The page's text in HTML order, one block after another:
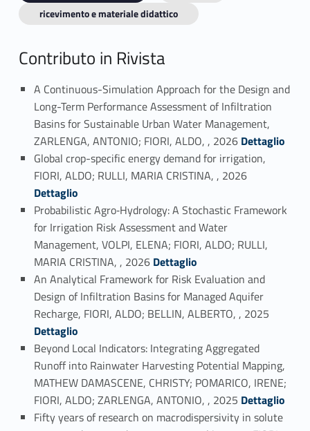
ricevimento e materiale didattico
Contributo in Rivista
A Continuous-Simulation Approach for the Design and
Long-Term Performance Assessment of Infiltration
Basins for Sustainable Urban Water Management,
ZARLENGA, ANTONIO; FIORI, ALDO, , 2026 Link identifier #identifier_person_26890-1Dettaglio
Global crop-specific energy demand for irrigation,
FIORI, ALDO; RULLI, MARIA CRISTINA, , 2026
Dettaglio
Probabilistic Agro‐Hydrology: A Stochastic Framework
for Irrigation Risk Assessment and Water
Management, VOLPI, ELENA; FIORI, ALDO; RULLI,
MARIA CRISTINA, , 2026 Link identifier #identifier_person_143467-3Dettaglio
An Analytical Framework for Risk Evaluation and
Design of Infiltration Basins for Managed Aquifer
Recharge, FIORI, ALDO; BELLIN, ALBERTO, , 2025
Dettaglio
Beyond Local Indicators: Integrating Aggregated
Runoff into Rainwater Harvesting Potential Mapping,
MATHEW DAMASCENE, CHRISTY; POMARICO, IRENE;
FIORI, ALDO; ZARLENGA, ANTONIO, , 2025 Link identifier #identifier_person_169780-5Dettaglio
Fifty years of research on macrodispersivity in solute